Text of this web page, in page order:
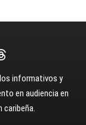
informativos y
en audiencia en